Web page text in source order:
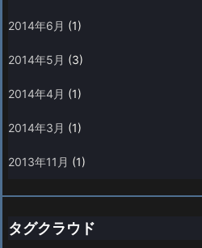
2014年6月 (1)
2014年5月 (3)
2014年4月 (1)
2014年3月 (1)
2013年11月 (1)
タグクラウド